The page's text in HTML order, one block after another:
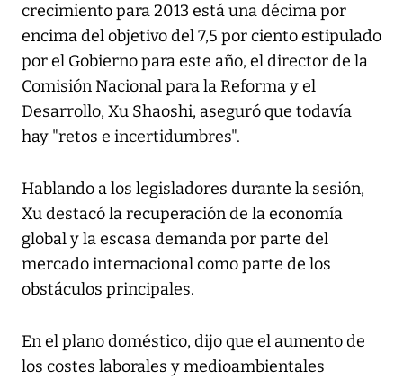
crecimiento para 2013 está una décima por
encima del objetivo del 7,5 por ciento estipulado
por el Gobierno para este año, el director de la
Comisión Nacional para la Reforma y el
Desarrollo, Xu Shaoshi, aseguró que todavía
hay "retos e incertidumbres".
Hablando a los legisladores durante la sesión,
Xu destacó la recuperación de la economía
global y la escasa demanda por parte del
mercado internacional como parte de los
obstáculos principales.
En el plano doméstico, dijo que el aumento de
los costes laborales y medioambientales